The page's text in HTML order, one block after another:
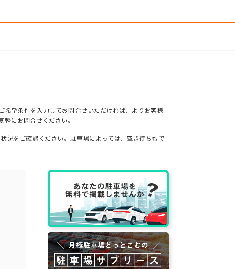
望条件を入力してお問合せいただければ、よりお客様
にお問合せください。
況をご確認ください。駐車場によっては、空き待ちもで